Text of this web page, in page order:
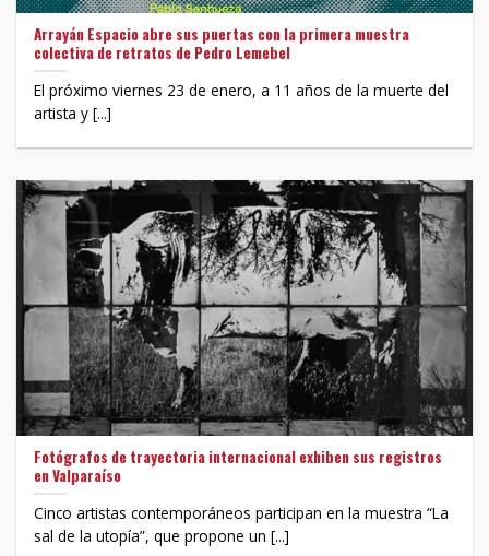
Arrayán Espacio abre sus puertas con la primera muestra
colectiva de retratos de Pedro Lemebel
El próximo viernes 23 de enero, a 11 años de la muerte del
artista y [...]
Fotógrafos de trayectoria internacional exhiben sus registros
en Valparaíso
Cinco artistas contemporáneos participan en la muestra “La
sal de la utopía”, que propone un [...]